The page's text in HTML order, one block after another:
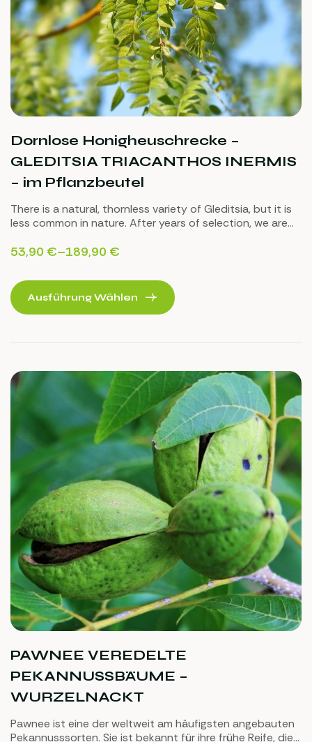
Dornlose Honigheuschrecke –
GLEDITSIA TRIACANTHOS INERMIS
– im Pflanzbeutel
There is a natural, thornless variety of Gleditsia, but it is
less common in nature. After years of selection, we are
53,90 €–189,90 €
Ausführung Wählen
PAWNEE VEREDELTE
PEKANNUSSBÄUME –
WURZELNACKT
Pawnee ist eine der weltweit am häufigsten angebauten
Pekannusssorten. Sie ist bekannt für ihre frühe Reife, die